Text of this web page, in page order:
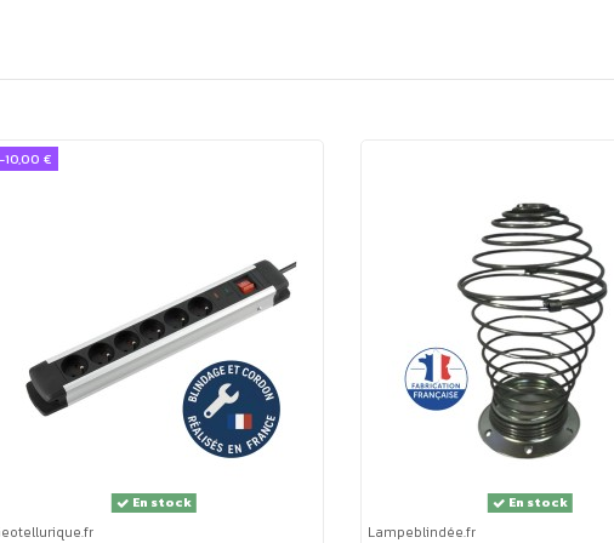
émettre un
10 V/m
de fréquences et les distances de mesure des normes d'écran
terre et neutre) sont entourés d'une feuille métallique connectée
le champ magnétique.
autour de l'ampoule.
le socle en inox.
-10,00 €
En stock
Lampeblindée.fr
En stock